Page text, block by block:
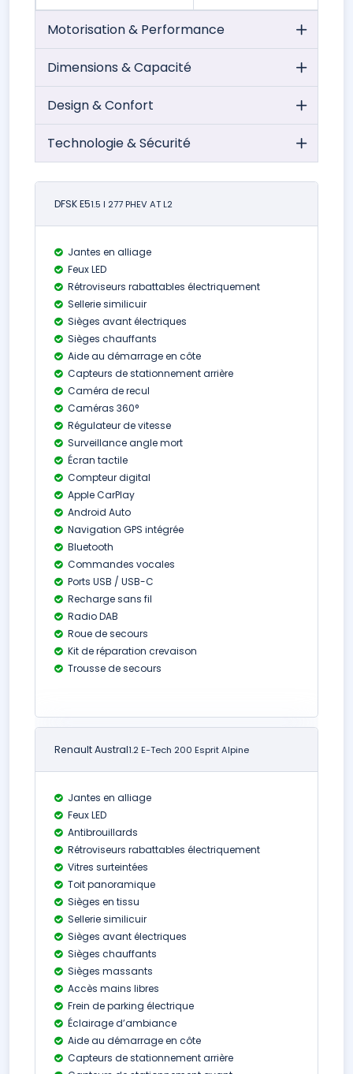
Motorisation & Performance
Dimensions & Capacité
Design & Confort
Technologie & Sécurité
DFSK E51.5 l 277 PHEV AT L2
Jantes en alliage
Feux LED
Rétroviseurs rabattables électriquement
Sellerie similicuir
Sièges avant électriques
Sièges chauffants
Aide au démarrage en côte
Capteurs de stationnement arrière
Caméra de recul
Caméras 360°
Régulateur de vitesse
Surveillance angle mort
Écran tactile
Compteur digital
Apple CarPlay
Android Auto
Navigation GPS intégrée
Bluetooth
Commandes vocales
Ports USB / USB-C
Recharge sans fil
Radio DAB
Roue de secours
Kit de réparation crevaison
Trousse de secours
Renault Austral1.2 E-Tech 200 Esprit Alpine
Jantes en alliage
Feux LED
Antibrouillards
Rétroviseurs rabattables électriquement
Vitres surteintées
Toit panoramique
Sièges en tissu
Sellerie similicuir
Sièges avant électriques
Sièges chauffants
Sièges massants
Accès mains libres
Frein de parking électrique
Éclairage d’ambiance
Aide au démarrage en côte
Capteurs de stationnement arrière